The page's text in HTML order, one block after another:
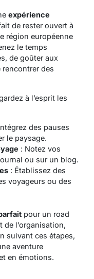
expérience
de rester ouvert à
région européenne
le temps
de goûter aux
des
à l’esprit les
des pauses
le paysage.
: Notez vos
ou sur un blog.
: Établissez des
voyageurs ou des
pour un road
de l’organisation,
suivant ces étapes,
aventure
en émotions.